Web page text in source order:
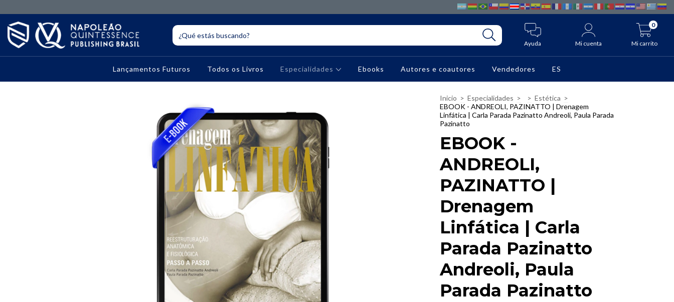
Ayuda Mi cuenta Mi carrito
0
Lançamentos Futuros Todos os Livros Especialidades Ebooks Autores e coautores Vendedores ES
Inicio > Especialidades > > Estética >
EBOOK - ANDREOLI, PAZINATTO | Drenagem
Linfática | Carla Parada Pazinatto Andreoli, Paula Parada
Pazinatto
EBOOK -
ANDREOLI,
PAZINATTO |
Drenagem
Linfática | Carla
Parada Pazinatto
Andreoli, Paula
Parada Pazinatto